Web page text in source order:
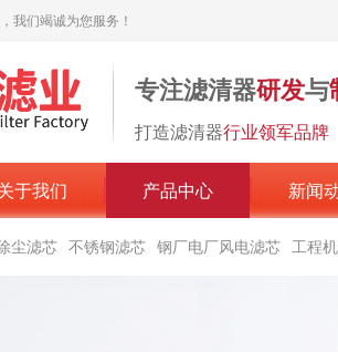
我们竭诚为您服务！
专注滤清器研发与
打造滤清器行业领军品牌
于我们 产品中心 新闻
尘滤芯 不锈钢滤芯 钢厂电厂风电滤芯 工程